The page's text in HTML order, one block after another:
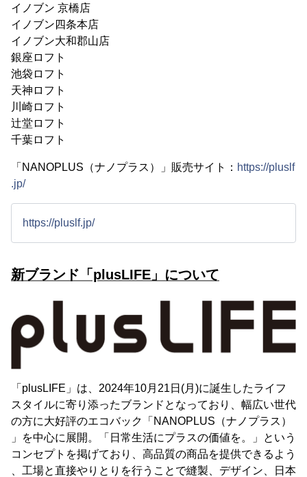
イノブン 京橋店
イノブン四条本店
イノブン大和郡山店
銀座ロフト
池袋ロフト
天神ロフト
川崎ロフト
辻堂ロフト
千葉ロフト
「NANOPLUS（ナノプラス）」販売サイト： https://pluslf
.jp/
https://pluslf.jp/
新ブランド「plusLIFE」について
「plusLIFE」は、2024年10月21日(月)に誕生したライフ
スタイルに寄り添ったブランドとなっており、幅広い世代
の方に大好評のエコバック「NANOPLUS（ナノプラス）
」を中心に展開。「日常生活にプラスの価値を。」という
コンセプトを掲げており、高品質の商品を提供できるよう
、工場と直接やりとりを行うことで縫製、デザイン、日本